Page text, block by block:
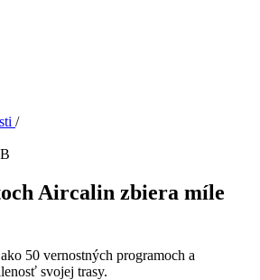
/
Aircalin zbiera míle
50 vernostných programoch a
svojej trasy.